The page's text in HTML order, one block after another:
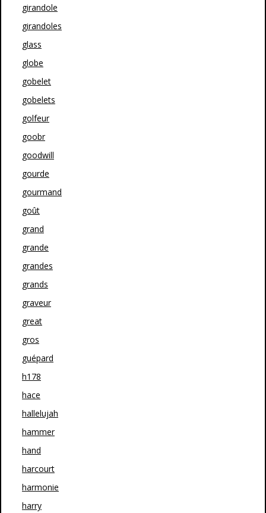
girandole
girandoles
glass
globe
gobelet
gobelets
golfeur
goobr
goodwill
gourde
gourmand
goût
grand
grande
grandes
grands
graveur
great
gros
guépard
h178
hace
hallelujah
hammer
hand
harcourt
harmonie
harry